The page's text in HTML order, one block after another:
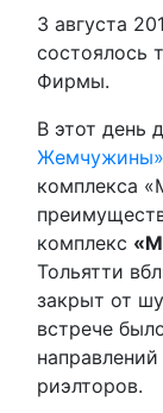
3 августа
состоялось
Фирмы.
В этот день
Жемчужины»
комплекса
комплекс
Тольятти
закрыт от
встрече
риэлторов.